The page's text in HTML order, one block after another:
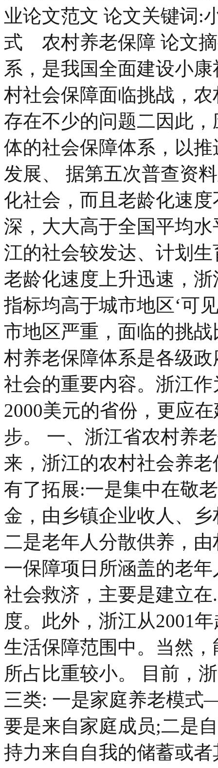
业论文范文 论文关键
式 农村养老保障 论文
系，是我国全面建设小
村社会保障面临挑战，
存在不少的问题二因此
体的社会保障体系，以
发展、 据第五次普查资
化社会，而且老龄化速
深，大大高于全国平均
江的社会较发达、计划
老龄化速度上升迅速，
指标均高于城市地区‘可
市地区严重，面临的挑
村养老保障体系是各级
社会的重要内容。浙江
2000美元的省份，更应
步。 一、浙江省农村养
来，浙江的农村社会养
有了拓展:一是集中在敬
金，由乡镇企业收人、
二是老年人分散供养，
一保障项日所涵盖的老
社会救济，主要是建立在
度。此外，浙江从2001
生活保障范围中。当然
所占比重较小。 目前，
三类: 一是家庭养老模
要是来自家庭成员;二是
持力来自自我的储蓄或